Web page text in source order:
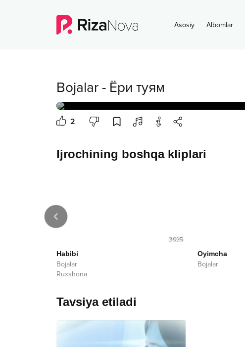
Asosiy Albomlar
Bojalar - Ёри туям
2
Ijrochining boshqa kliplari
2025
Habibi
Bojalar
Ruxshona
Oyimcha
Bojalar
Tavsiya etiladi